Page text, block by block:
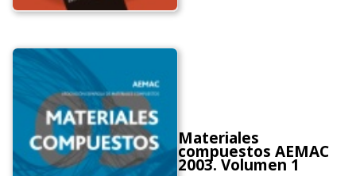
Materiales
compuestos AEMAC
2003. Volumen 1